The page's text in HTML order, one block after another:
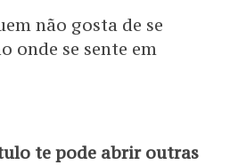
não gosta de se
onde se sente em
te pode abrir outras